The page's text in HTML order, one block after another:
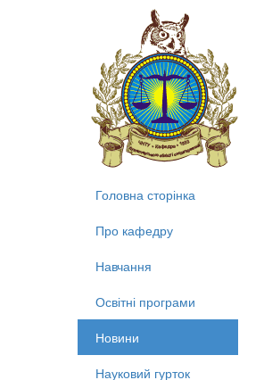
Головна сторінка
Про кафедру
Навчання
Освітні програми
Новини
Науковий гурток